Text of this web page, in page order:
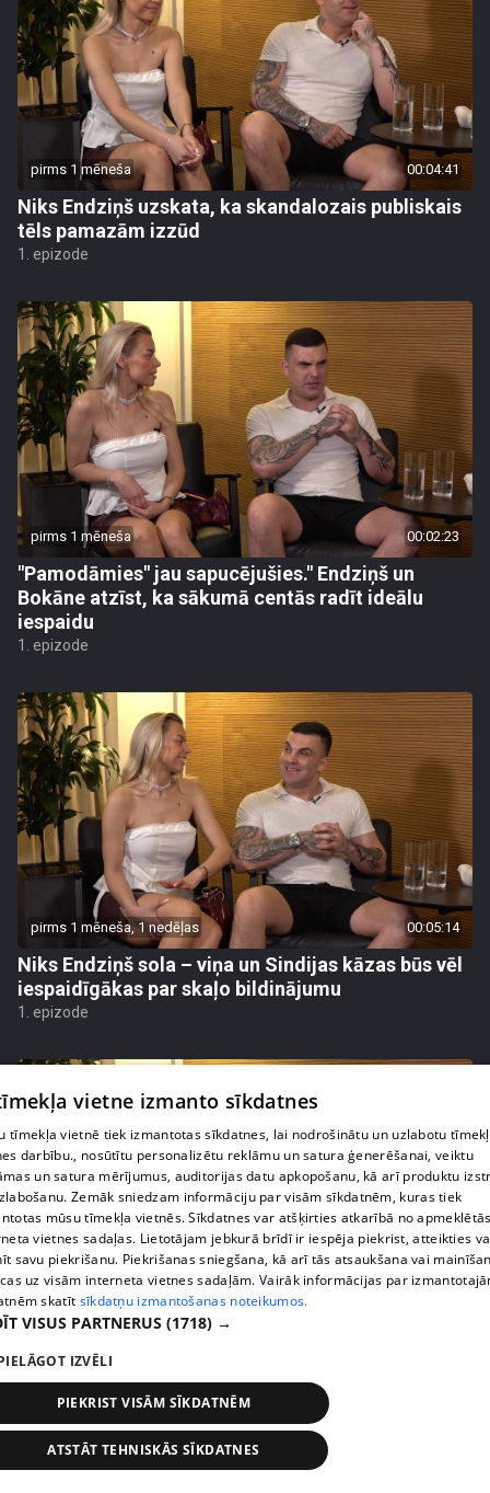
pirms 1 mēneša 00:04:41
Niks Endziņš uzskata, ka skandalozais publiskais
tēls pamazām izzūd
1. epizode
pirms 1 mēneša 00:02:23
"Pamodāmies" jau sapucējušies." Endziņš un
Bokāne atzīst, ka sākumā centās radīt ideālu
iespaidu
1. epizode
pirms 1 mēneša, 1 nedēļas 00:05:14
Niks Endziņš sola – viņa un Sindijas kāzas būs vēl
iespaidīgākas par skaļo bildinājumu
1. epizode
pirms 1 mēneša, 1 nedēļas
Niks Endziņš atzīstas – pirms pirmās tikšanās
viņam bijis maldīgs priekšstats par Sindijas
izskatu
1. epizode
vietne izmanto sīkdatnes
tīmekļa vietnē tiek izmantotas sīkdatnes, lai nodrošinātu un uzlabotu
darbību., nosūtītu personalizētu reklāmu un satura ģenerēšanai, veiktu
un satura mērījumus, auditorijas datu apkopošanu, kā arī produktu
Zemāk sniedzam informāciju par visām sīkdatnēm, kuras tiek
mūsu tīmekļa vietnēs. Sīkdatnes var atšķirties atkarībā no
vietnes sadaļas. Lietotājam jebkurā brīdī ir iespēja piekrist, atteikties
savu piekrišanu. Piekrišanas sniegšana, kā arī tās atsaukšana vai
uz visām interneta vietnes sadaļām. Vairāk informācijas par
skatīt sīkdatņu izmantošanas noteikumos.
VISUS PARTNERUS (1718) →
IZVĒLI
PIEKRIST VISĀM SĪKDATNĒM
ATSTĀT TEHNISKĀS SĪKDATNES